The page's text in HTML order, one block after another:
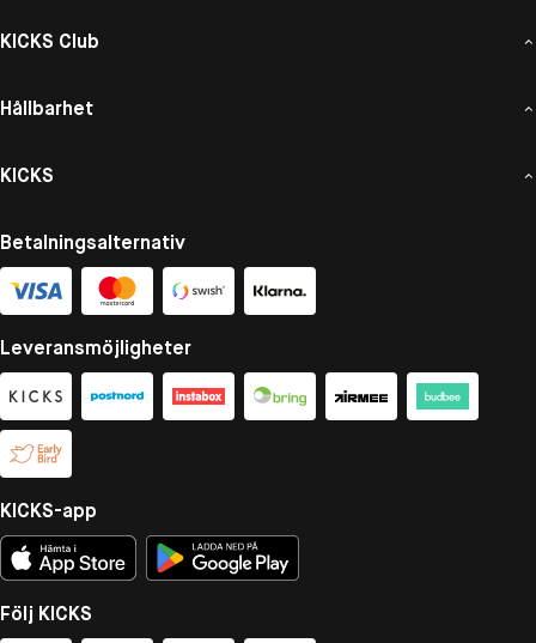
KICKS Club
Hållbarhet
KICKS
Betalningsalternativ
Leveransmöjligheter
KICKS-app
Följ KICKS